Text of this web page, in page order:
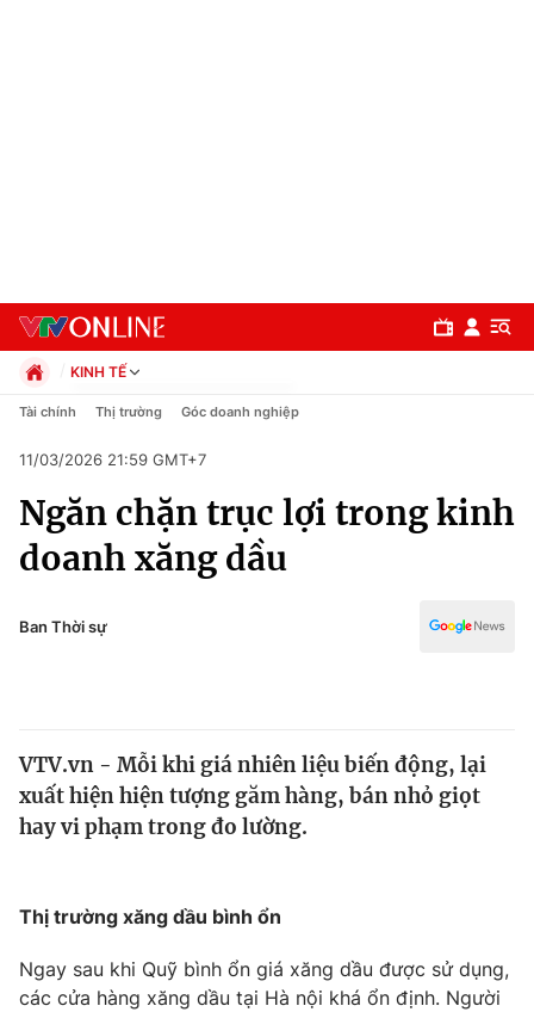
Chuyên mục
Chính trị
Thế giới
Thế giới đó đây
Câu chuyện quốc tế
Thị trường
Dữ liệu và đời sống
KINH TẾ
Chính trị
Pháp luật
Kinh tế
Thể thao
Truyền hình
Y tế
Tài chính Thị trường Góc doanh nghiệp
11/03/2026 21:59 GMT+7
Ngăn chặn trục lợi trong kinh
doanh xăng dầu
Ban Thời sự
VTV.vn - Mỗi khi giá nhiên liệu biến động, lại
xuất hiện hiện tượng găm hàng, bán nhỏ giọt
hay vi phạm trong đo lường.
Thị trường xăng dầu bình ổn
Ngay sau khi Quỹ bình ổn giá xăng dầu được sử dụng,
các cửa hàng xăng dầu tại Hà nội khá ổn định. Người